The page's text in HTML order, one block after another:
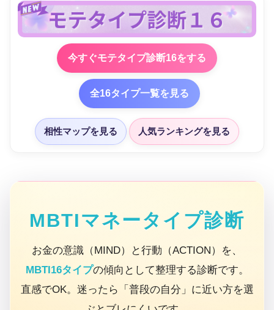
今すぐモテタイプ診断16をする
全16タイプ一覧を見る
相性マップを見る 人気ランキングを見る
MBTIマネータイプ診断
お金の意識（MIND）と行動（ACTION）を、
MBTI16タイプの傾向として整理する診断です。
直感でOK。迷ったら「普段の自分」に近い方を選